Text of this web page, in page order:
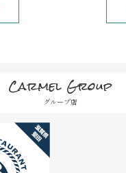
Carmel Group
グループ店